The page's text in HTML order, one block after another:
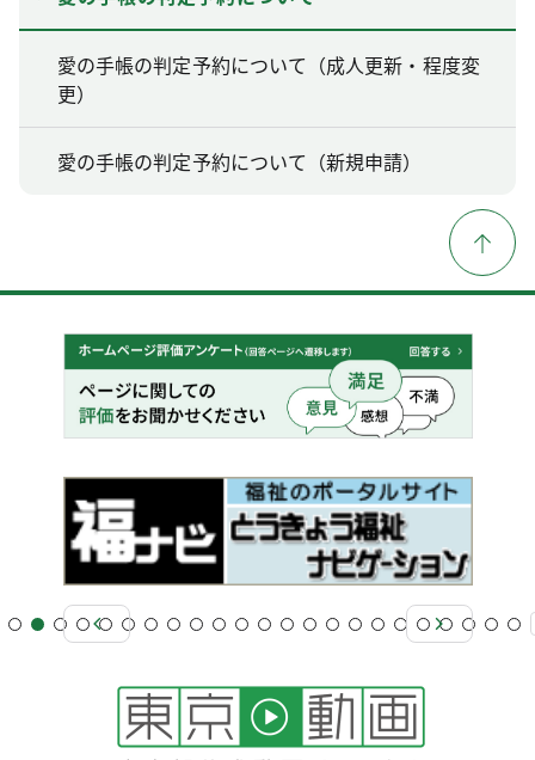
愛の手帳の判定予約について（成人更新・程度変
更）
愛の手帳の判定予約について（新規申請）